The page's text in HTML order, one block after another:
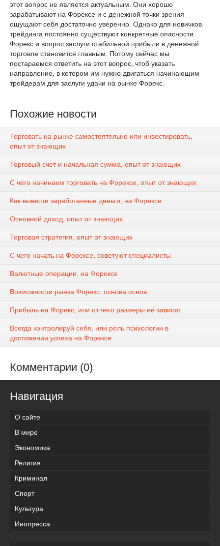
этот вопрос не является актуальным. Они хорошо
зарабатывают на Форексе и с денежной точки зрения
ощущают себя достаточно уверенно. Однако для новичков
трейдинга постоянно существуют конкретные опасности
Форекс и вопрос заслуги стабильной прибыли в денежной
торговле становится главным. Потому сейчас мы
постараемся ответить на этот вопрос, чтоб указать
направление, в котором им нужно двигаться начинающим
трейдерам для заслуги удачи на рынке Форекс.
Похожие новости
Торговать на рынке самостоятельно или инвестировать,
опыт от знающих
Торговый счет и начальная сумма, опыт от знающих
С чего начинаем торговать на Форексе, опыт от знающих
Как вывести заработанные деньги, на Форексе
Основной доход, опыт от знающих
Торговая стратегия, опыт от знающих
С чего начать на Форексе, советуют специалисты
Валютные операции, на Форексе
Возможности рынка Форекс, основа основ
Прибыль на Форекс, или от чего размеры её зависят
Всегда контролируй себя, или роль психологии в
достижении успеха на Форексе
Комментарии (0)
Навигация
О сайте
В мире
Экономика
Религия
Криминал
Спорт
Культура
Инопресса